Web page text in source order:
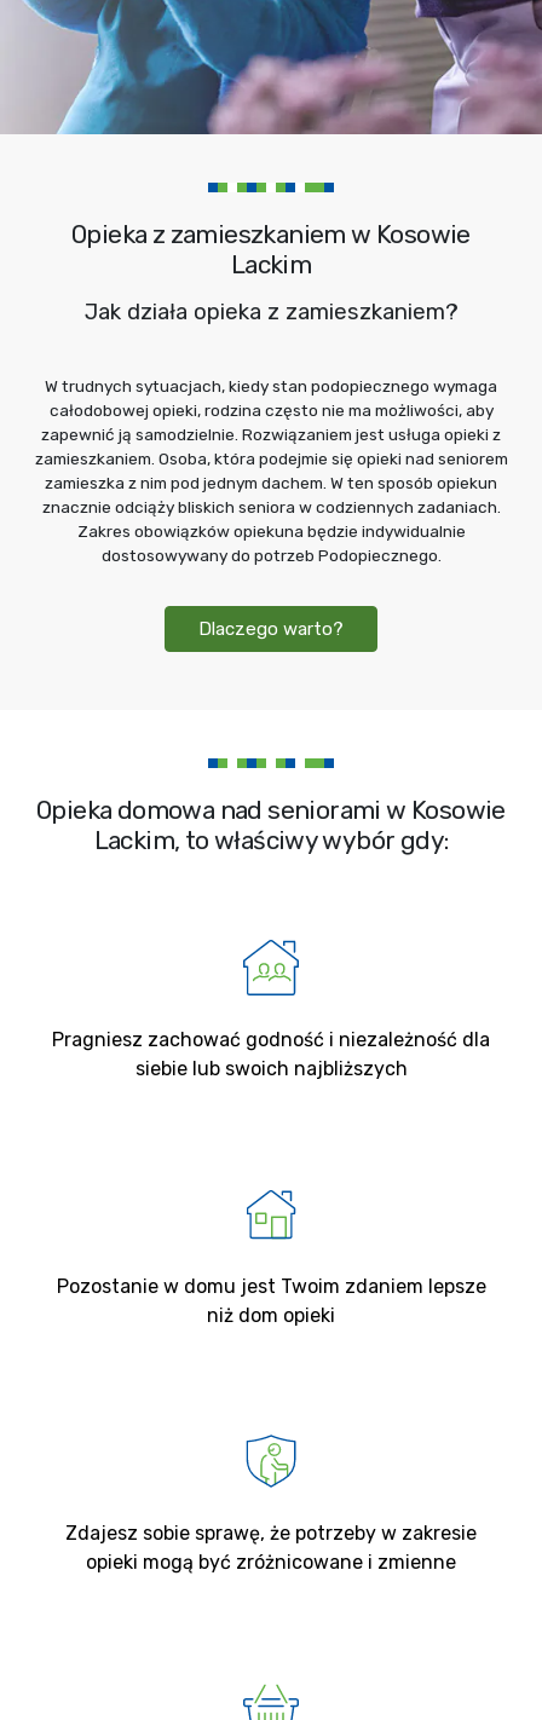
Opieka z zamieszkaniem w Kosowie
Lackim
Jak działa opieka z zamieszkaniem?
W trudnych sytuacjach, kiedy stan podopiecznego wymaga
całodobowej opieki, rodzina często nie ma możliwości, aby
zapewnić ją samodzielnie. Rozwiązaniem jest usługa opieki z
zamieszkaniem. Osoba, która podejmie się opieki nad seniorem
zamieszka z nim pod jednym dachem. W ten sposób opiekun
znacznie odciąży bliskich seniora w codziennych zadaniach.
Zakres obowiązków opiekuna będzie indywidualnie
dostosowywany do potrzeb Podopiecznego.
Dlaczego warto?
Opieka domowa nad seniorami w Kosowie
Lackim, to właściwy wybór gdy:
Pragniesz zachować godność i niezależność dla
siebie lub swoich najbliższych
Pozostanie w domu jest Twoim zdaniem lepsze
niż dom opieki
Zdajesz sobie sprawę, że potrzeby w zakresie
opieki mogą być zróżnicowane i zmienne